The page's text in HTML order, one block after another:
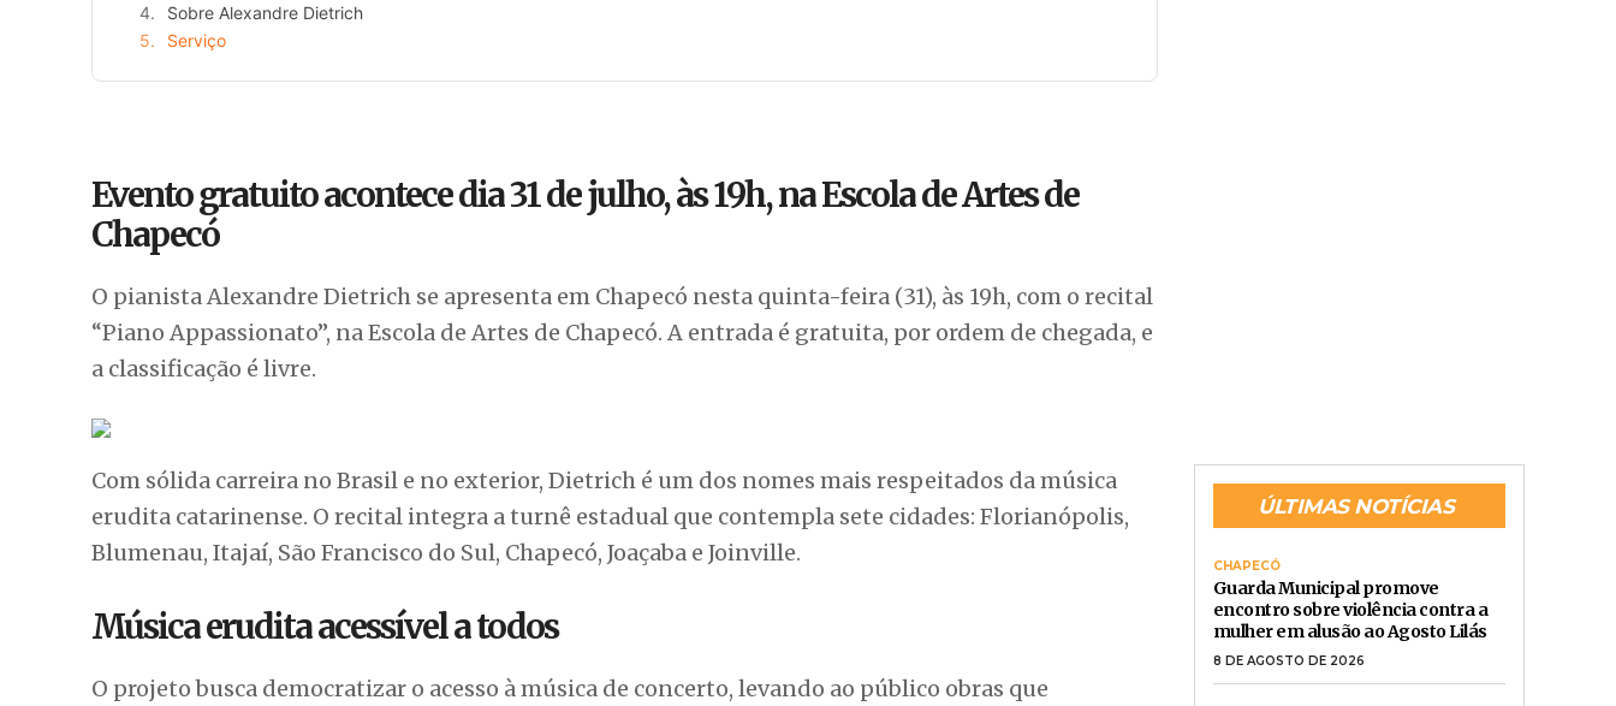
Sobre Alexandre Dietrich
Serviço
Evento gratuito acontece dia 31 de julho, às 19h, na Escola de Artes de
Chapecó
O pianista Alexandre Dietrich se apresenta em Chapecó nesta quinta-feira (31), às 19h, com o recital
“Piano Appassionato”, na Escola de Artes de Chapecó. A entrada é gratuita, por ordem de chegada, e
a classificação é livre.
Com sólida carreira no Brasil e no exterior, Dietrich é um dos nomes mais respeitados da música
erudita catarinense. O recital integra a turnê estadual que contempla sete cidades: Florianópolis,
Blumenau, Itajaí, São Francisco do Sul, Chapecó, Joaçaba e Joinville.
Música erudita acessível a todos
O projeto busca democratizar o acesso à música de concerto, levando ao público obras que
ÚLTIMAS NOTÍCIAS
CHAPECÓ
Guarda Municipal promove
encontro sobre violência contra a
mulher em alusão ao Agosto Lilás
8 DE AGOSTO DE 2026